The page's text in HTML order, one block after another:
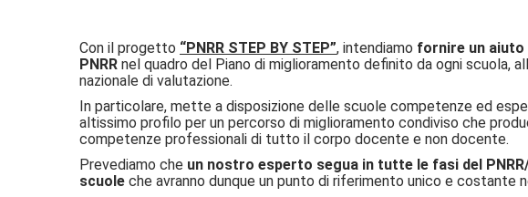
Con il progetto “PNRR STEP BY STEP”, intendiamo fornire un aiuto
PNRR nel quadro del Piano di miglioramento definito da ogni scuola,
nazionale di valutazione.
In particolare, mette a disposizione delle scuole competenze ed
altissimo profilo per un percorso di miglioramento condiviso che
competenze professionali di tutto il corpo docente e non docente.
Prevediamo che un nostro esperto segua in tutte le fasi del
scuole che avranno dunque un punto di riferimento unico e costante